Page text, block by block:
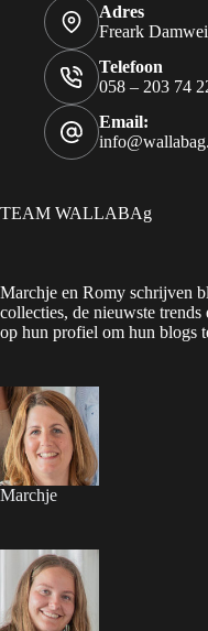
Adres
Freark
Telefoon
058 – 203 74
Email:
TEAM WALLABAg
Marchje en Romy schrijven
collecties, de nieuwste
op hun profiel om hun blogs
Marchje